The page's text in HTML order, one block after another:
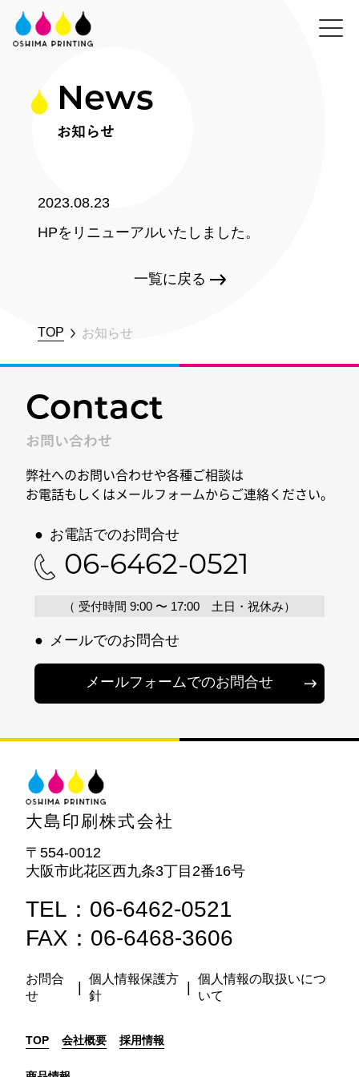
News
お知らせ
2023.08.23
HPをリニューアルいたしました。
一覧に戻る
TOP お知らせ
Contact
お問い合わせ
弊社へのお問い合わせや各種ご相談は
お電話もしくはメールフォームからご連絡ください。
● お電話でのお問合せ
06-6462-0521
（ 受付時間 9:00 〜 17:00 土日・祝休み）
● メールでのお問合せ
メールフォームでのお問合せ
大島印刷株式会社
〒554-0012
大阪市此花区西九条3丁目2番16号
TEL：06-6462-0521
FAX：06-6468-3606
お問合
せ
個人情報保護方
針
個人情報の取扱いにつ
いて
TOP 会社概要 採用情報